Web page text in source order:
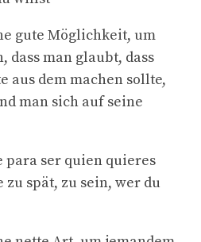
gute Möglichkeit, um
dass man glaubt, dass
aus dem machen sollte,
man sich auf seine
para ser quien quieres
zu spät, zu sein, wer du